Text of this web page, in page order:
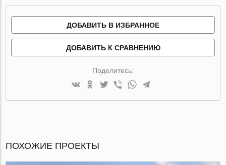
ДОБАВИТЬ В ИЗБРАННОЕ
ДОБАВИТЬ К СРАВНЕНИЮ
Поделитесь:
ПОХОЖИЕ ПРОЕКТЫ